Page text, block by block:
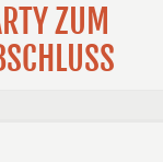
ZUM